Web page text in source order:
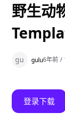
野生动
gu gulu6年前 /
登录下载